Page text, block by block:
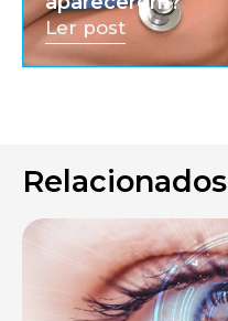
Ler post
Relacionados